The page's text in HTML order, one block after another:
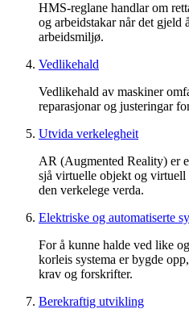
HMS-reglane handlar om
og arbeidstakar når det
arbeidsmiljø.
Vedlikehald
Vedlikehald av maskiner
reparasjonar og justeringar
Utvida verkelegheit
AR (Augmented Reality) er
sjå virtuelle objekt og
den verkelege verda.
Elektriske og automatiserte
For å kunne halde ved like
korleis systema er bygde
krav og forskrifter.
Berekraftig utvikling